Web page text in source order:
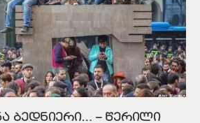
ბედნიერი… – წერილი